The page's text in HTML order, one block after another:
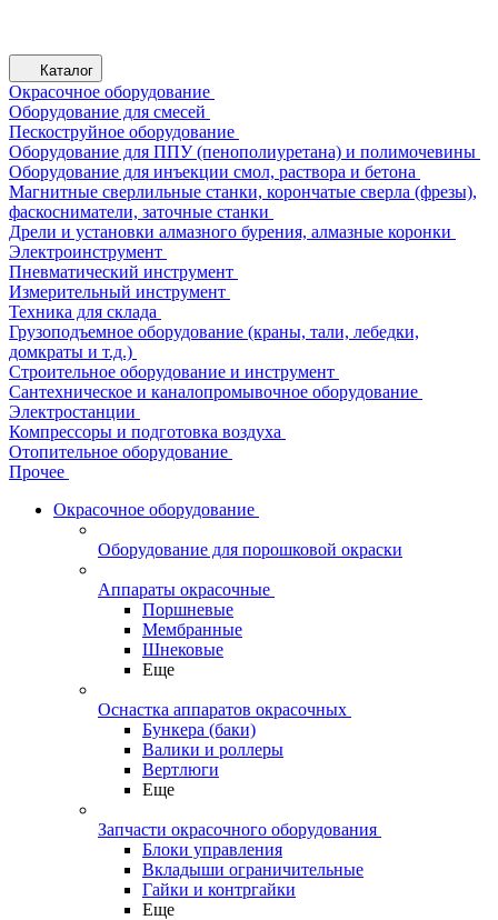
Каталог
Окрасочное оборудование
Оборудование для смесей
Пескоструйное оборудование
Оборудование для ППУ (пенополиуретана) и полимочевины
Оборудование для инъекции смол, раствора и бетона
Магнитные сверлильные станки, корончатые сверла (фрезы),
фаскосниматели, заточные станки
Дрели и установки алмазного бурения, алмазные коронки
Электроинструмент
Пневматический инструмент
Измерительный инструмент
Техника для склада
Грузоподъемное оборудование (краны, тали, лебедки,
домкраты и т.д.)
Строительное оборудование и инструмент
Сантехническое и каналопромывочное оборудование
Электростанции
Компрессоры и подготовка воздуха
Отопительное оборудование
Прочее
Окрасочное оборудование
Оборудование для порошковой окраски
Аппараты окрасочные
Поршневые
Мембранные
Шнековые
Еще
Оснастка аппаратов окрасочных
Бункера (баки)
Валики и роллеры
Вертлюги
Еще
Запчасти окрасочного оборудования
Блоки управления
Вкладыши ограничительные
Гайки и контргайки
Еще